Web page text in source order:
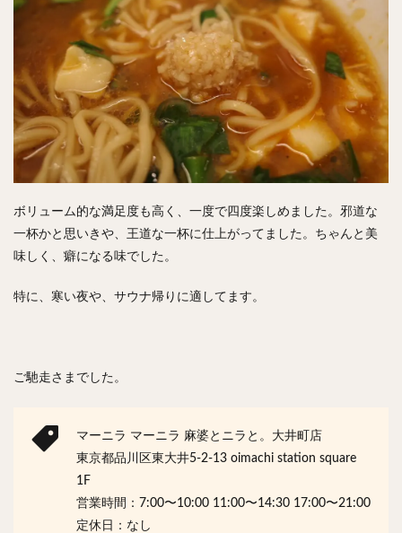
ボリューム的な満足度も高く、一度で四度楽しめました。邪道な
一杯かと思いきや、王道な一杯に仕上がってました。ちゃんと美
味しく、癖になる味でした。
特に、寒い夜や、サウナ帰りに適してます。
ご馳走さまでした。
マーニラ マーニラ 麻婆とニラと。大井町店
東京都品川区東大井5-2-13 oimachi station square
1F
営業時間：7:00〜10:00 11:00〜14:30 17:00〜21:00
定休日：なし